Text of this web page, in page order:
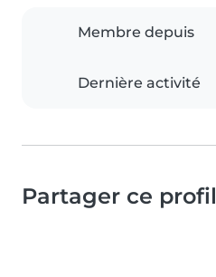
Membre depuis
Dernière activité
Partager ce profil